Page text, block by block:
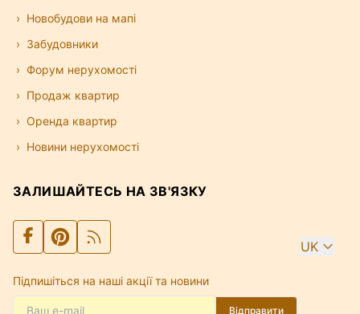
Новобудови на мапі
Забудовники
Форум нерухомості
Продаж квартир
Оренда квартир
Новини нерухомості
ЗАЛИШАЙТЕСЬ НА ЗВ'ЯЗКУ
UK
Підпишіться на наші акції та новини
Відправити